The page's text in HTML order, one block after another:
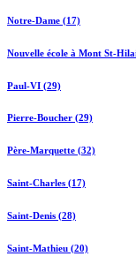
Notre-Dame (17)
Nouvelle école à Mont St-
Paul-VI (29)
Pierre-Boucher (29)
Père-Marquette (32)
Saint-Charles (17)
Saint-Denis (28)
Saint-Mathieu (20)